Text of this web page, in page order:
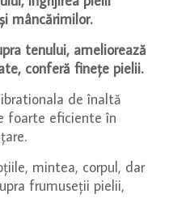
mâncărimilor.
tenului, ameliorează
conferă finețe pielii.
de înaltă
foarte eficiente în
mintea, corpul, dar
frumuseții pielii,